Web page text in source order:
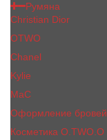
Румяна
Christian Dior
OTWO
Сhanеl
Kylie
MaC
Оформление бровей
Косметика O.TWO.O